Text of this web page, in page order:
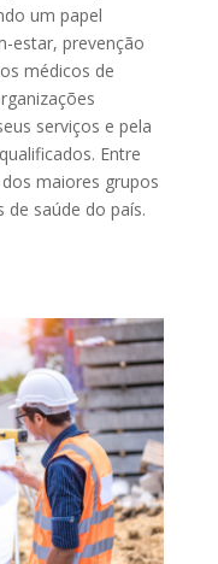
um papel
estar, prevenção
médicos de
serviços e pela
Entre
maiores grupos
de saúde do país.